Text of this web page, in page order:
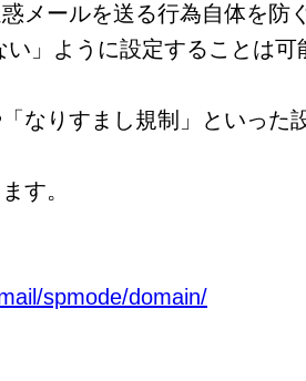
メールを送る行為自体を防
」ように設定することは可
なりすまし規制」といった
す。
spmode/domain/